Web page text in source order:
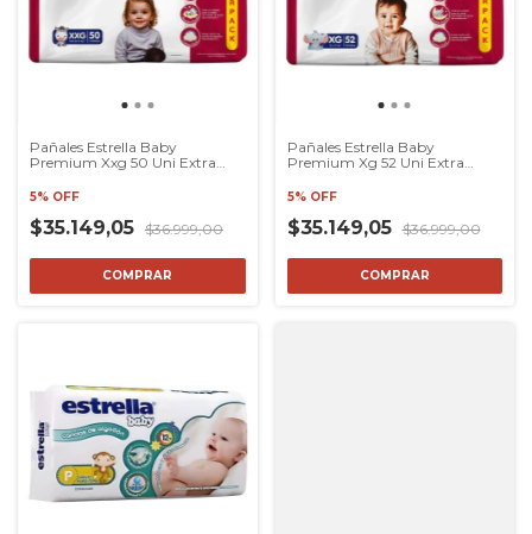
Pañales Estrella Baby
Premium Xxg 50 Uni Extra
5% OFF
$35.149,05 $36.999,00
COMPRAR
Pañales Estrella Baby
Premium Xg 52 Uni Extra
5% OFF
$35.149,05 $36.999,00
COMPRAR